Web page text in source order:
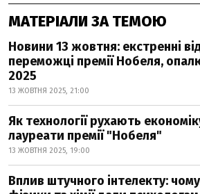
МАТЕРІАЛИ ЗА ТЕМОЮ
Новини 13 жовтня: екстренні
переможці премії Нобеля,
2025
13 ЖОВТНЯ 2025, 21:00
Як технології рухають
лауреати премії "Нобеля"
13 ЖОВТНЯ 2025, 19:00
Вплив штучного інтелекту: